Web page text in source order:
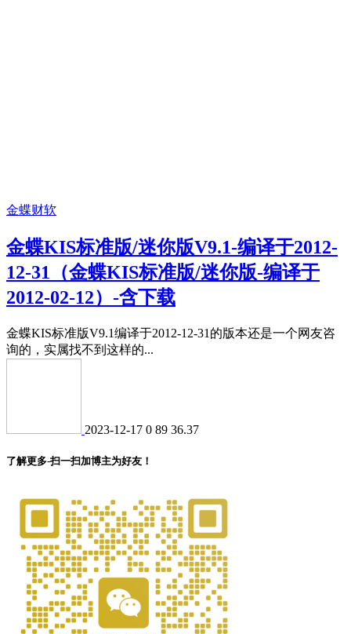
金蝶财软
金蝶KIS标准版/迷你版V9.1-编译于2012-
12-31（金蝶KIS标准版/迷你版-编译于
2012-02-12）-含下载
金蝶KIS标准版V9.1编译于2012-12-31的版本还是一个网友咨
询的，实属找不到这样的...
2023-12-17 0 89 36.37
了解更多-扫一扫加博主为好友！